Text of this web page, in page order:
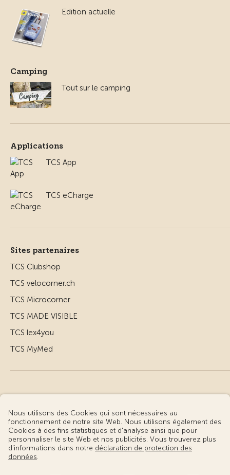
Edition actuelle
Camping
Tout sur le camping
Applications
TCS App
TCS eCharge
Sites partenaires
TCS Clubshop
TCS velocorner.ch
TCS Microcorner
TCS MADE VISIBLE
TCS lex4you
TCS MyMed